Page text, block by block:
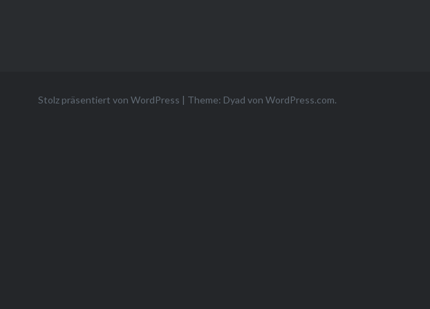
Stolz präsentiert von WordPress | Theme: Dyad von WordPress.com.